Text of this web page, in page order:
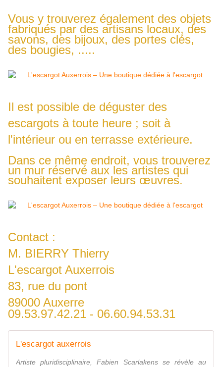
Vous y trouverez également des objets
fabriqués par des artisans locaux, des
savons, des bijoux, des portes clés,
des bougies, .....
Il est possible de déguster des
escargots à toute heure ; soit à
l'intérieur ou en terrasse extérieure.
Dans ce même endroit, vous trouverez
un mur réservé aux les artistes qui
souhaitent exposer leurs œuvres.
Contact :
M. BIERRY Thierry
L'escargot Auxerrois
83, rue du pont
89000 Auxerre
09.53.97.42.21 - 06.60.94.53.31
L'escargot auxerrois
Artiste pluridisciplinaire, Fabien Scarlakens se révèle au